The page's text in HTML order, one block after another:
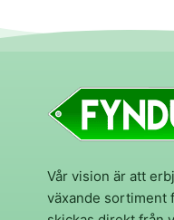
Vår vision är att
växande sortiment